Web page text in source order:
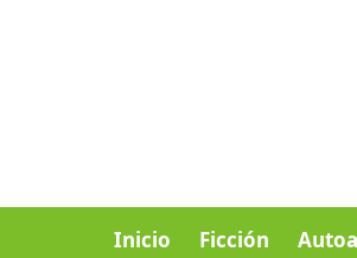
Inicio Ficción